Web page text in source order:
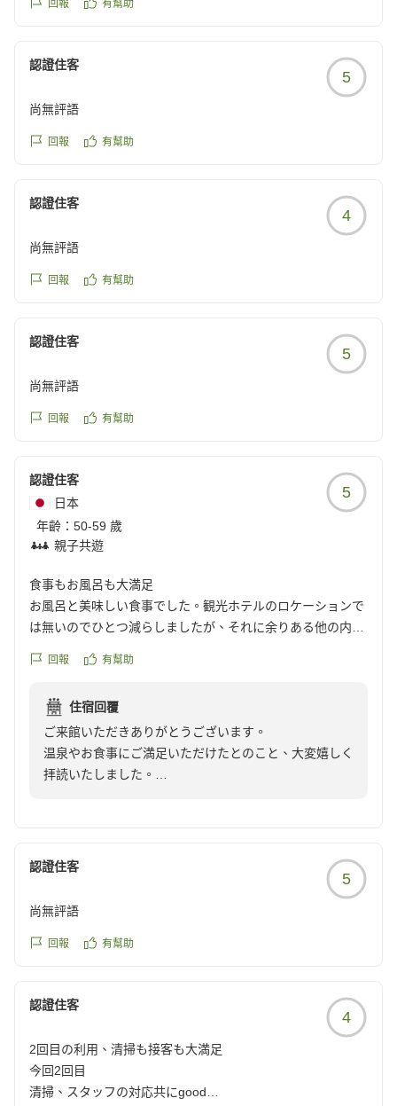
回報 有幫助
認證住客
5
尚無評語
回報 有幫助
認證住客
4
尚無評語
回報 有幫助
認證住客
5
尚無評語
回報 有幫助
認證住客
日本
年齡： 50-59 歲
親子共遊
5
食事もお風呂も大満足
お風呂と美味しい食事でした。観光ホテルのロケーションで
は無いのでひとつ減らしましたが、それに余りある他の内容
クチコミの詳細はこちらから
reviewId=33123478099578
回報 有幫助
住宿回覆
ご来館いただきありがとうございます。
温泉やお食事にご満足いただけたとのこと、大変嬉しく
拝読いたしました。
食事、館内で快適にお過ごしいただける空間づくりに力
を入れております。「それに余りある内容」とのお言葉
を頂戴し、大変光栄に存じます。
ビスの向上に努めてまいります。
認證住客
5
尚無評語
回報 有幫助
認證住客
4
2回目の利用、清掃も接客も大満足
今回2回目
清掃、スタッフの対応共にgood